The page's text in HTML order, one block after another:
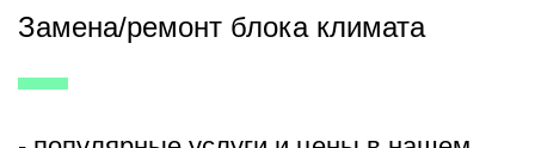
Замена/ремонт блока климата